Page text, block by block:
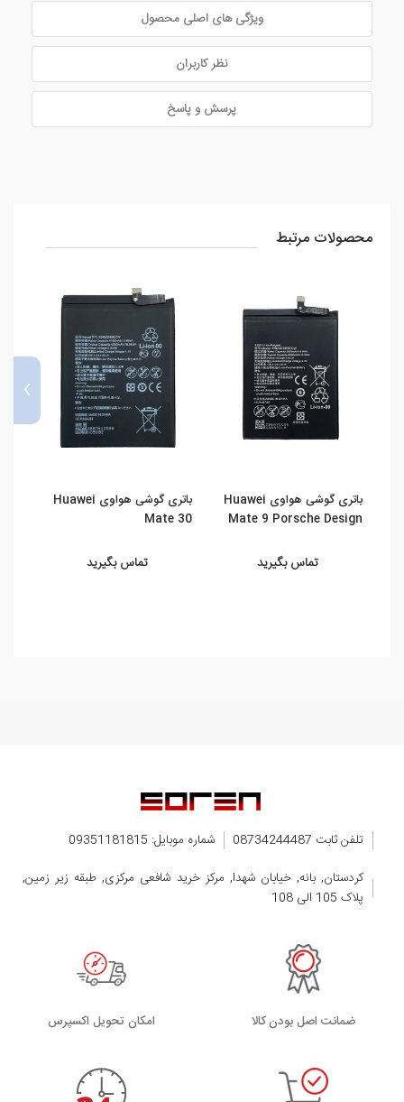
ویژگی های اصلی محصول
نظر کاربران
پرسش و پاسخ
محصولات مرتبط
باتری گوشی هواوی Huawei
Mate 9 Porsche Design
تماس بگیرید
باتری گوشی هواوی Huawei
Mate 30
تماس بگیرید
›
تلفن ثابت 08734244487
شماره موبایل: 09351181815
کردستان, بانه, خیابان شهدا, مرکز خرید شافعی مرکزی, طبقه زیر زمین,
پلاک 105 الی 108
ضمانت اصل بودن کالا اﻣﮑﺎن ﺗﺤﻮﯾﻞ اﮐﺴﭙﺮس